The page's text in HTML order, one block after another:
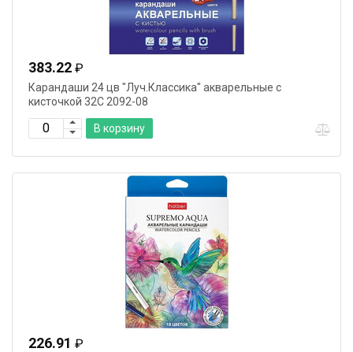
383.22 ₽
Карандаши 24 цв "Луч.Классика" акварельные с
кисточкой 32С 2092-08
В корзину
226.91 ₽